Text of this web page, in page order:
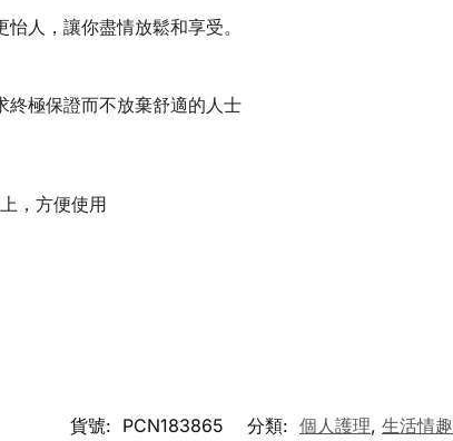
人，讓你盡情放鬆和享受。
終極保證而不放棄舒適的人士
，方便使用
貨號: PCN183865 分類: 個人護理, 生活情趣